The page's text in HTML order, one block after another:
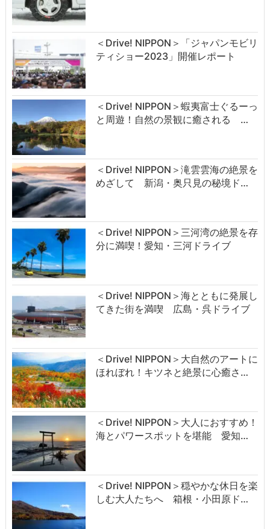
＜Drive! NIPPON＞「ジャパンモビリ
ティショー2023」開催レポート
＜Drive! NIPPON＞蝦夷富士ぐるーっ
と周遊！自然の景観に癒される …
＜Drive! NIPPON＞滝雲雲海の絶景を
めざして 新潟・奥只見の秘境ド…
＜Drive! NIPPON＞三河湾の絶景を存
分に満喫！愛知・三河ドライブ
＜Drive! NIPPON＞海とともに発展し
てきた街を満喫 広島・呉ドライブ
＜Drive! NIPPON＞大自然のアートに
ほれぼれ！キツネと絶景に心癒さ…
＜Drive! NIPPON＞大人におすすめ！
海とパワースポットを堪能 愛知…
＜Drive! NIPPON＞穏やかな休日を楽
しむ大人たちへ 箱根・小田原ド…